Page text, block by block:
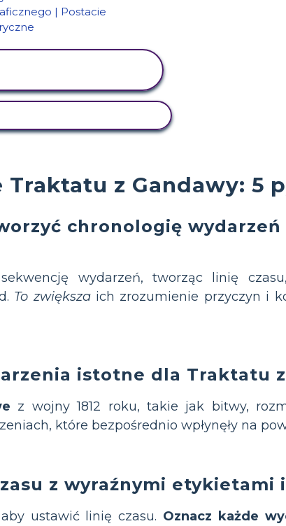
z Gandawy: 5
chronologię wydarzeń
sekwencję wydarzeń, tworząc linię
To zwiększaich zrozumienie przyczyn i
istotne dla Traktatu z
z wojny 1812 roku, takie jak bitwy,
które bezpośrednio wpłynęły na
z wyraźnymi etykietami
ustawić linię czasu. Oznacz każde